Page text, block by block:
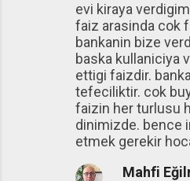
evi kiraya
faiz arasinda cok
bankanin bize
baska kullaniciya
ettigi faizdir.
tefeciliktir. cok
faizin her turlusu
dinimizde. bence
etmek gerekir
Mahfi